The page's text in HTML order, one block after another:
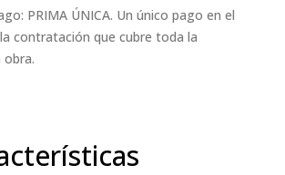
PRIMA ÚNICA. Un único pago en el
contratación que cubre toda la
obra.